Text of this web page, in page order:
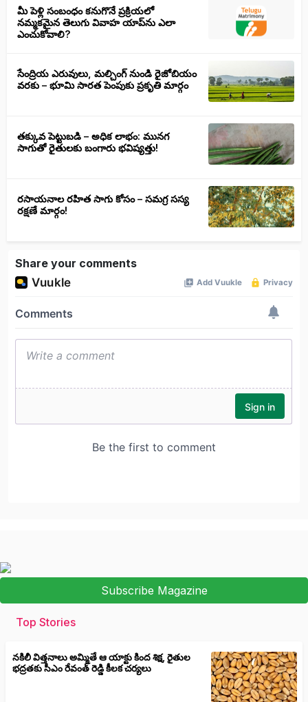
మీ పెళ్లి సంబంధం కనుగొనే ప్రక్రియలో
నమ్మకమైన తెలుగు వివాహ యాప్‌ను ఎలా
ఎంచుకోవాలి?
సేంద్రియ ఎరువులు, మల్చింగ్ నుండి రైజోబియం
వరకు – భూమి సారత పెంపుకు ప్రకృతి మార్గం
తక్కువ పెట్టుబడి – అధిక లాభం: మునగ
సాగుతో రైతులకు బంగారు భవిష్యత్తు!
రసాయనాల రహిత సాగు కోసం – సమగ్ర సస్య
రక్షణే మార్గం!
Share your comments
Subscribe Magazine
Top Stories
నకిలీ విత్తనాలు అమ్మితే ఆ యాక్టు కింద శిక్ష, రైతుల
భద్రతకు సీఎం రేవంత్ రెడ్డి కీలక చర్యలు